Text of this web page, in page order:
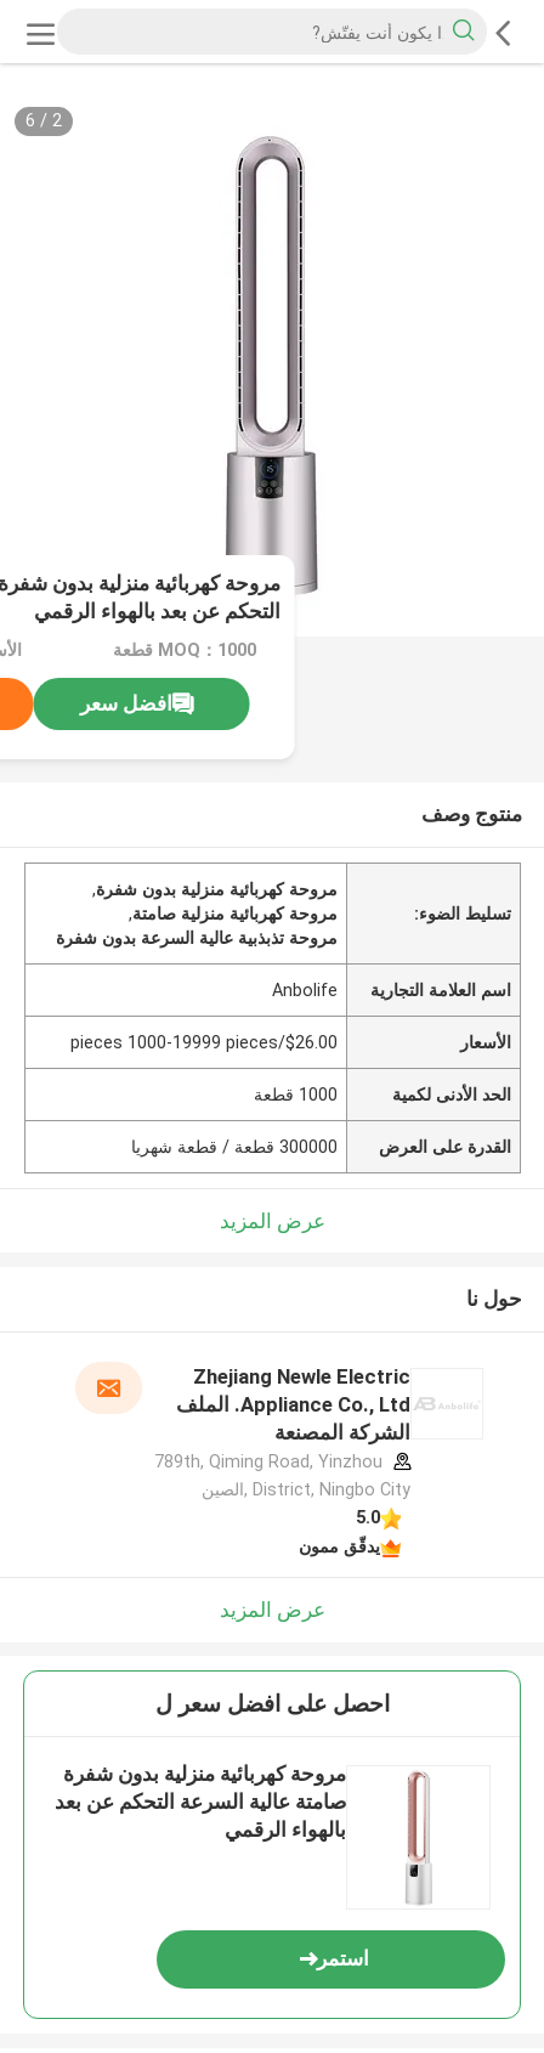
2
/
6
مروحة كهربائية منزلية بدون
التحكم عن بعد بالهواء الرقمي
MOQ：1000 قطعة
افضل سعر
منتوج وصف
تسليط الضوء:
مروحة كهربائية منزلية بدون شفرة,
مروحة كهربائية منزلية صامتة,
مروحة تذبذبية عالية السرعة بدون شفرة
اسم العلامة التجارية Anbolife
الأسعار $26.00/pieces 1000-19999 pieces
الحد الأدنى لكمية 1000 قطعة
القدرة على العرض 300000 قطعة / قطعة شهريا
عرض المزيد
حول نا
Zhejiang Newle Electric
Appliance Co., Ltd. الملف
الشركة المصنعة
789th, Qiming Road, Yinzhou
District, Ningbo City ,الصين
5.0
يدقّق ممون
عرض المزيد
احصل على افضل سعر ل
مروحة كهربائية منزلية بدون شفرة
صامتة عالية السرعة التحكم عن بعد
بالهواء الرقمي
استمر